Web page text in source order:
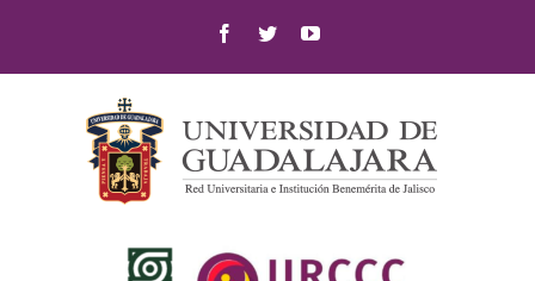
content
Facebook
TwitterYouTube